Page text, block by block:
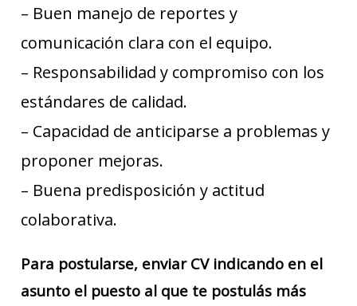
– Buen manejo de reportes y
comunicación clara con el equipo.
– Responsabilidad y compromiso con los
estándares de calidad.
– Capacidad de anticiparse a problemas y
proponer mejoras.
– Buena predisposición y actitud
colaborativa.
Para postularse, enviar CV indicando en el
asunto el puesto al que te postulás más